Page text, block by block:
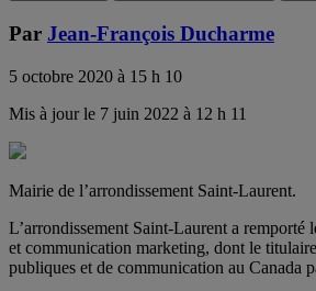
Par Jean-François Ducharme
5 octobre 2020 à 15 h 10
Mis à jour le 7 juin 2022 à 12 h 11
Mairie de l’arrondissement Saint-Laurent.
L’arrondissement Saint-Laurent a
et communication marketing, dont le
publiques et de communication au Canada